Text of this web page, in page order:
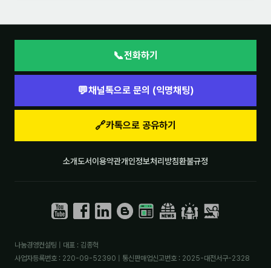
📞전화하기
💬채널톡으로 문의 (익명채팅)
🔗카톡으로 공유하기
소개도서이용약관개인정보처리방침환불규정
나눔경영컨설팅 | 대표 : 김종혁
사업자등록번호 : 220-09-52390 | 통신판매업신고번호 : 2025-대전서구-2328